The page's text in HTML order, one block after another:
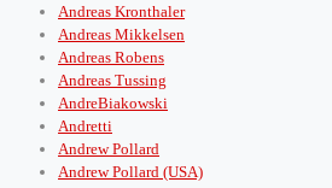
Andreas Kronthaler
Andreas Mikkelsen
Andreas Robens
Andreas Tussing
AndreBiakowski
Andretti
Andrew Pollard
Andrew Pollard (USA)